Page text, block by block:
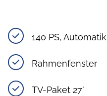
140 PS, Automatik
Rahmenfenster
TV-Paket 27"